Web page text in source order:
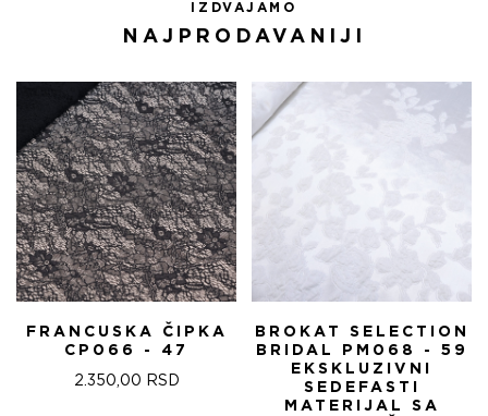
IZDVAJAMO
NAJPRODAVANIJI
FRANCUSKA ČIPKA
CP066 - 47
2.350,00 RSD
BROKAT SELECTION
BRIDAL PM068 - 59
EKSKLUZIVNI
SEDEFASTI
MATERIJAL SA